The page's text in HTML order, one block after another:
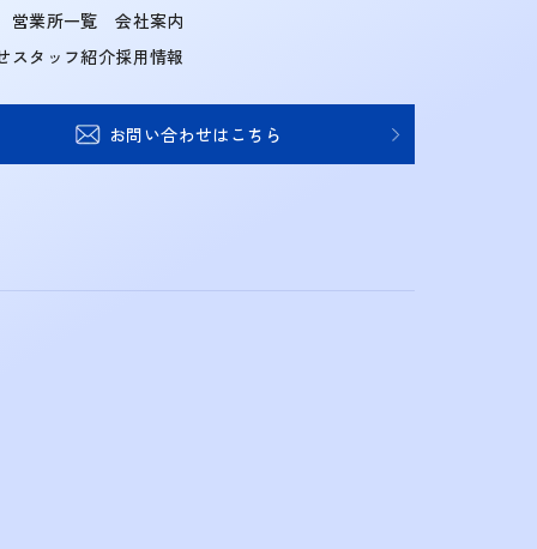
営業所一覧
スタッフ紹介
会社案内
採用情報
お問い合わせはこちら